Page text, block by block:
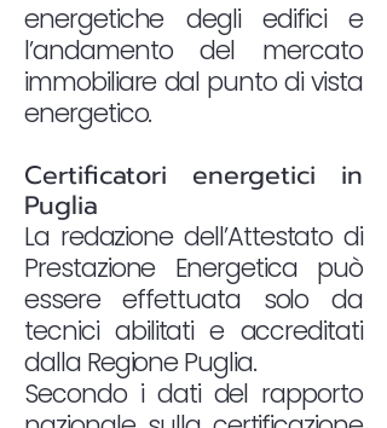
energetiche degli edifici e
l’andamento del mercato
immobiliare dal punto di vista
energetico.
Certificatori energetici in
Puglia
La redazione dell’Attestato di
Prestazione Energetica può
essere effettuata solo da
tecnici abilitati e accreditati
dalla Regione Puglia.
Secondo i dati del rapporto